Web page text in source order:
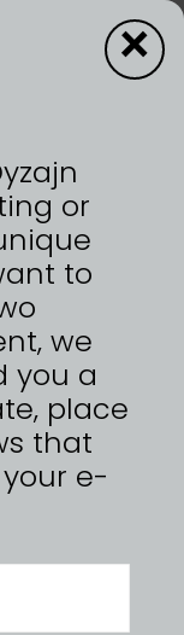
opravdovou
a koření.
lahev
a to přímo u
receptů
nové chutě,
or
to
we
you a
place
that
e-
×